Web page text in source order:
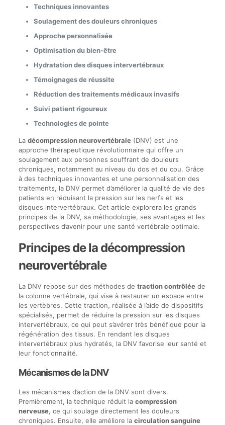
Techniques innovantes
Soulagement des douleurs chroniques
Approche personnalisée
Optimisation du bien-être
Hydratation des disques intervertébraux
Témoignages de réussite
Réduction des traitements médicaux invasifs
Suivi patient rigoureux
Technologies de pointe
La décompression neurovertébrale(DNV) est une
approche thérapeutique révolutionnaire qui offre un
soulagement aux personnes souffrant de douleurs
chroniques, notamment au niveau du dos et du cou. Grâce
à des techniques innovantes et une personnalisation des
traitements, la DNV permet d’améliorer la qualité de vie des
patients en réduisant la pression sur les nerfs et les
disques intervertébraux. Cet article explorera les grands
principes de la DNV, sa méthodologie, ses avantages et les
perspectives d’avenir pour une santé vertébrale optimale.
Principes de la décompression
neurovertébrale
La DNV repose sur des méthodes de traction contrôléede
la colonne vertébrale, qui vise à restaurer un espace entre
les vertèbres. Cette traction, réalisée à l’aide de dispositifs
spécialisés, permet de réduire la pression sur les disques
intervertébraux, ce qui peut s’avérer très bénéfique pour la
régénération des tissus. En rendant les disques
intervertébraux plus hydratés, la DNV favorise leur santé et
leur fonctionnalité.
Mécanismes de la DNV
Les mécanismes d’action de la DNV sont divers.
Premièrement, la technique réduit la compression
nerveuse, ce qui soulage directement les douleurs
chroniques. Ensuite, elle améliore la circulation sanguine